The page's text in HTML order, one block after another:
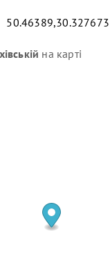
50.46389,30.327673
на карті